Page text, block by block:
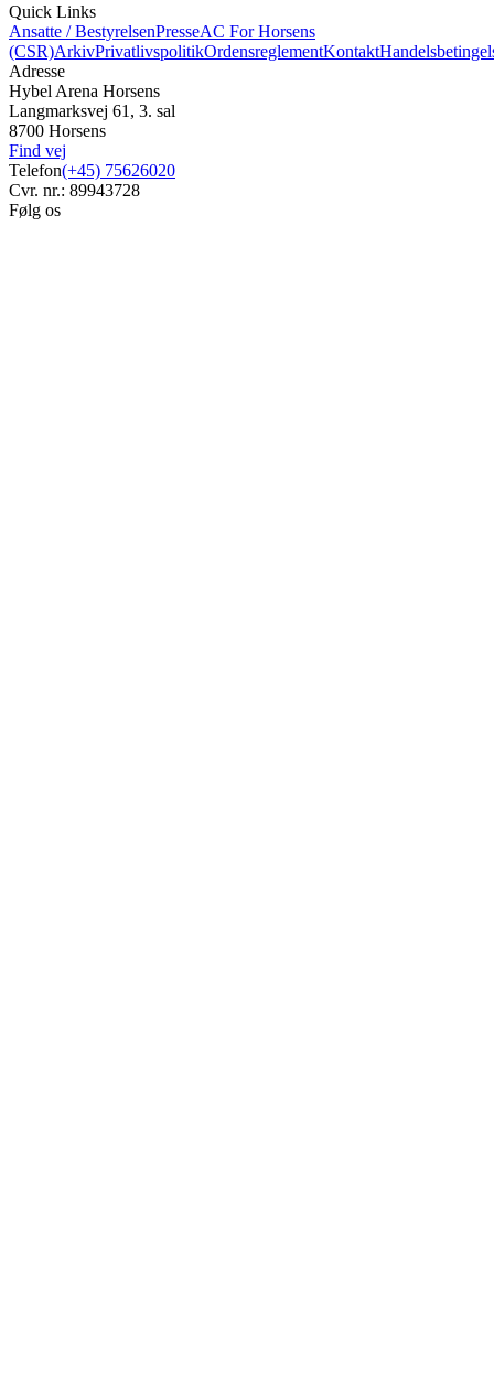
Quick Links
Ansatte / BestyrelsenPresseAC For Horsens
(CSR)ArkivPrivatlivspolitikOrdensreglementKontakt
Adresse
Hybel Arena Horsens
Langmarksvej 61, 3. sal
8700 Horsens
Find vej
Telefon(+45) 75626020
Cvr. nr.: 89943728
Følg os